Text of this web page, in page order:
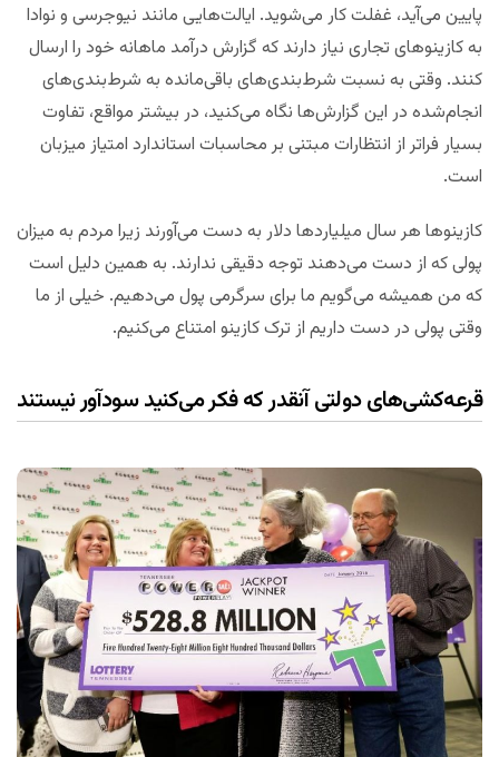
پایین می‌آید، غفلت کار می‌شوید. ایالت‌هایی مانند نیوجرسی و نوادا
به کازینوهای تجاری نیاز دارند که گزارش درآمد ماهانه خود را ارسال
کنند. وقتی به نسبت شرط‌بندی‌های باقی‌مانده به شرط‌بندی‌های
انجام‌شده در این گزارش‌ها نگاه می‌کنید، در بیشتر مواقع، تفاوت
بسیار فراتر از انتظارات مبتنی بر محاسبات استاندارد امتیاز میزبان
است.
کازینوها هر سال میلیاردها دلار به دست می‌آورند زیرا مردم به میزان
پولی که از دست می‌دهند توجه دقیقی ندارند. به همین دلیل است
که من همیشه می‌گویم ما برای سرگرمی پول می‌دهیم. خیلی از ما
وقتی پولی در دست داریم از ترک کازینو امتناع می‌کنیم.
قرعه‌کشی‌های دولتی آنقدر که فکر می‌کنید سودآور نیستند